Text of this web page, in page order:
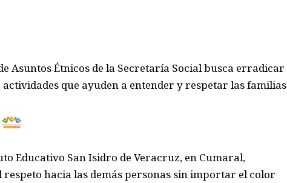
e Asuntos Étnicosde la Secretaría Social busca erradicar
que ayuden a entender y respetar las familias
Educativo San Isidro de Veracruz,en Cumaral,
hacia las demáspersonas sin importar el color